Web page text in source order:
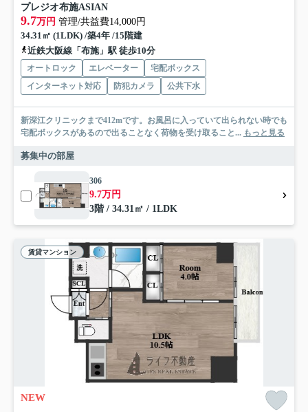
プレジオ布施ASIAN
9.7万円 管理/共益費14,000円
34.31㎡ (1LDK) /築4年 /15階建
近鉄大阪線「布施」駅 徒歩10分
オートロック エレベーター
宅配ボックス
インターネット対応
防犯カメラ 公共下水
新深江クリニックまで412mです。お風呂に入っていて出られない時でも
宅配ボックスがあるので出ることなく荷物を受け取ること... もっと見る
募集中の部屋
306
9.7万円
3階 / 34.31㎡ / 1LDK
賃貸マンション
NEW